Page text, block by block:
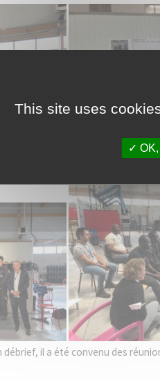
en formation (14 en 1
débrief, il a été convenu des
This site uses
OK,